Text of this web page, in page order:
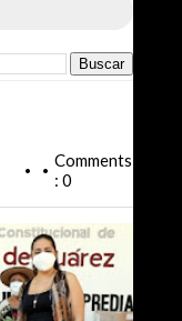
• • Comments
: 0